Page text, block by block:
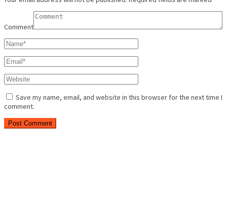
Comment
Save my name, email, and website in this browser for the next time I
comment.